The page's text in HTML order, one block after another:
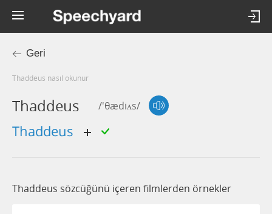
Geri
thaddeus nasıl okunur
Thaddeus /'θædiʌs/
thaddeus
Thaddeus sözcüğünü içeren filmlerden örnekler